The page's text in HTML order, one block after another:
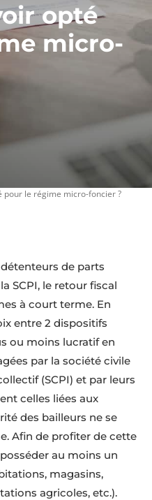
opté
micro-
pour le régime micro-foncier ?
de parts
SCPI, le retour fiscal
à court terme. En
entre 2 dispositifs
ou moins lucratif en
par la société civile
(SCPI) et par leurs
celles liées aux
des bailleurs ne se
Afin de profiter de cette
au moins un
magasins,
agricoles, etc.).